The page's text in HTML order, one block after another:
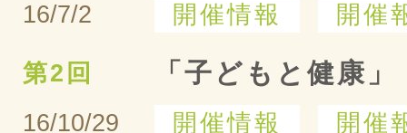
16/7/2
開催情報 開催
第2回
16/10/29
「子どもと健康」
開催情報 開催